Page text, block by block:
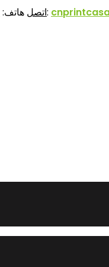
اتصل هاتف: البريد الإلكتروني: